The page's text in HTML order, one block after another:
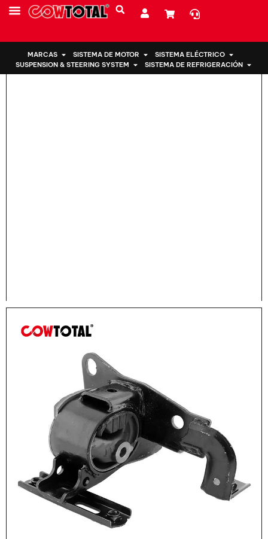
MARCAS SISTEMA DE MOTOR
SISTEMA ELÉCTRICO
SUSPENSION & STEERING SYSTEM
SISTEMA DE REFRIGERACIÓN
Hogar > Montaje del motor 12372-28041 Para Toyota Rav4